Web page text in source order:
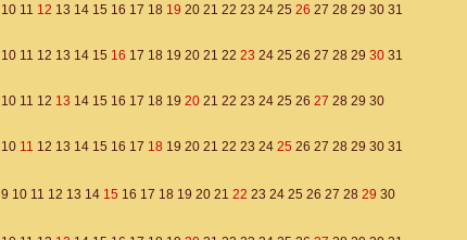
10 11 12 13 14 15 16 17 18 19 20 21 22 23 24 25 26 27 28 29 30 31
10 11 12 13 14 15 16 17 18 19 20 21 22 23 24 25 26 27 28 29 30 31
10 11 12 13 14 15 16 17 18 19 20 21 22 23 24 25 26 27 28 29 30
10 11 12 13 14 15 16 17 18 19 20 21 22 23 24 25 26 27 28 29 30 31
9 10 11 12 13 14 15 16 17 18 19 20 21 22 23 24 25 26 27 28 29 30